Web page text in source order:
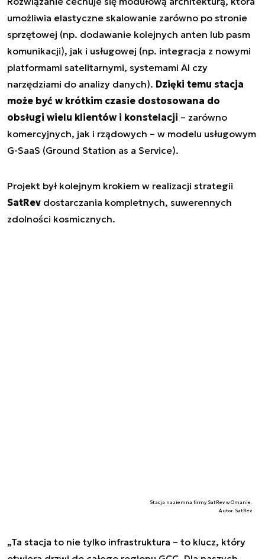
umożliwia elastyczne skalowanie zarówno po stronie
sprzętowej (np. dodawanie kolejnych anten lub pasm
komunikacji), jak i usługowej (np. integracja z nowymi
platformami satelitarnymi, systemami AI czy
narzędziami do analizy danych). Dzięki temu stacja
może być w krótkim czasie dostosowana do
obsługi wielu klientów i konstelacji – zarówno
komercyjnych, jak i rządowych – w modelu usługowym
G-SaaS (Ground Station as a Service).
Projekt był kolejnym krokiem w realizacji strategii
SatRev dostarczania kompletnych, suwerennych
zdolności kosmicznych.
Stacja naziemna firmy SatRev w Omanie.
Autor. SatRev
„Ta stacja to nie tylko infrastruktura – to klucz, który